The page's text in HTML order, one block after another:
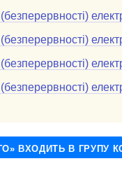
ВХОДИТЬ В ГРУПУ